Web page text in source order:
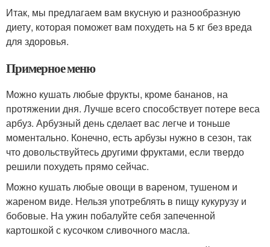
Итак, мы предлагаем вам вкусную и разнообразную
диету, которая поможет вам похудеть на 5 кг без вреда
для здоровья.
Примерное меню
Можно кушать любые фрукты, кроме бананов, на
протяжении дня. Лучше всего способствует потере веса
арбуз. Арбузный день сделает вас легче и тоньше
моментально. Конечно, есть арбузы нужно в сезон, так
что довольствуйтесь другими фруктами, если твердо
решили похудеть прямо сейчас.
Можно кушать любые овощи в вареном, тушеном и
жареном виде. Нельзя употреблять в пищу кукурузу и
бобовые. На ужин побалуйте себя запеченной
картошкой с кусочком сливочного масла.